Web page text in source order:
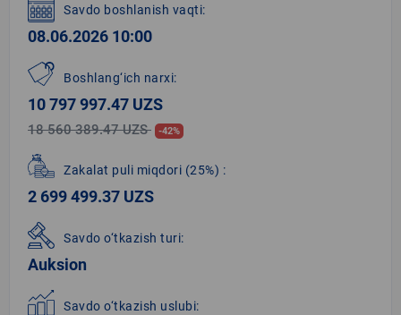
Savdo boshlanish vaqti:
08.06.2026 10:00
Boshlang‘ich narxi:
10 797 997.47 UZS
18 560 389.47 UZS -42%
Zakalat puli miqdori (25%) :
2 699 499.37 UZS
Savdo o‘tkazish turi:
Auksion
Savdo o‘tkazish uslubi: